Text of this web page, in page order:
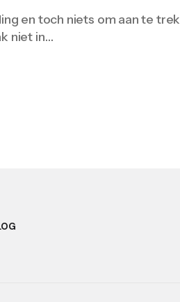
en toch niets om aan te
niet in…